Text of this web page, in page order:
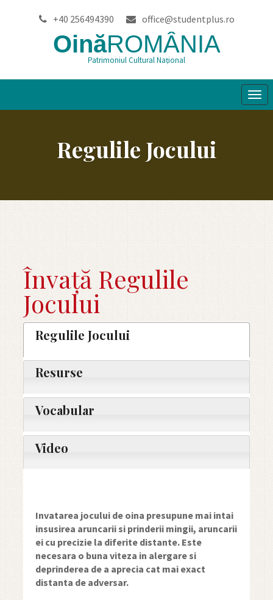
+40 256494390 office@studentplus.ro
OinăROMÂNIA
Patrimoniul Cultural Național
Regulile Jocului
Învață Regulile
Jocului
Regulile Jocului
Resurse
Vocabular
Video
Invatarea jocului de oina presupune mai intai
insusirea aruncarii si prinderii mingii, aruncarii
ei cu precizie la diferite distante. Este
necesara o buna viteza in alergare si
deprinderea de a aprecia cat mai exact
distanta de adversar.